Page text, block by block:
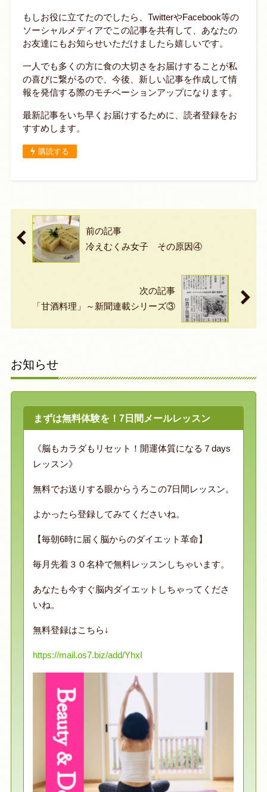
もしお役に立てたのでしたら、TwitterやFacebook等の
ソーシャルメディアでこの記事を共有して、あなたの
お友達にもお知らせいただけましたら嬉しいです。
一人でも多くの方に食の大切さをお届けすることが私
の喜びに繋がるので、今後、新しい記事を作成して情
報を発信する際のモチベーションアップになります。
最新記事をいち早くお届けするために、読者登録をお
すすめします。
購読する
前の記事
冷えむくみ女子 その原因④
次の記事
「甘酒料理」～新聞連載シリーズ③
お知らせ
まずは無料体験を！7日間メールレッスン
《脳もカラダもリセット！開運体質になる７days
レッスン》
無料でお送りする眼からうろこの7日間レッスン。
よかったら登録してみてくださいね。
【毎朝6時に届く脳からのダイエット革命】
毎月先着３０名枠で無料レッスンしちゃいます。
あなたも今すぐ脳内ダイエットしちゃってくださ
いね。
無料登録はこちら↓
https://mail.os7.biz/add/YhxI